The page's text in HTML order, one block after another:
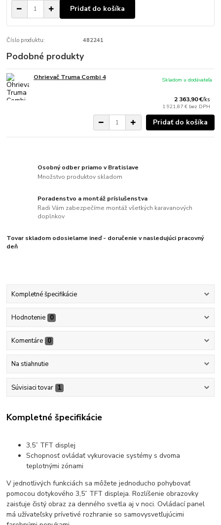
Pridať do košíka
Číslo produktu: 482241
Podobné produkty
Ohrievač Truma Combi 4
2 363,90 €/ks
1 921,87 € bez DPH
Skladom u dodávateľa
Pridať do košíka
Osobný odber priamo v Bratislave
Množstvo produktov skladom
Poradenstvo a montáž príslušenstva
Radi Vám zabezpečíme montáž všetkých karavanových
doplnkov
Tovar skladom odosielame ineď - doručenie v nasledujúci pracovný
deň
Kompletné špecifikácie
Hodnotenie 0
Komentáre 0
Na stiahnutie
Súvisiaci tovar 1
Kompletné špecifikácie
3,5” TFT displej
Schopnosť ovládať vykurovacie systémy s dvoma
teplotnými zónami
V jednotlivých funkciách sa môžete jednoducho pohybovať
pomocou dotykového 3,5” TFT displeja. Rozlíšenie obrazovky
zaisťuje čistý obraz za denného svetla aj v noci. Ovládací panel
má užívateľsky prívetivé rozhranie so samovysvetľujúcimi